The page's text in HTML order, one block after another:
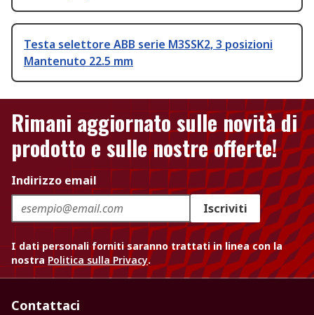
Testa selettore ABB serie M3SSK2, 3 posizioni
Mantenuto 22.5 mm
Rimani aggiornato sulle novità di
prodotto e sulle nostre offerte!
Indirizzo email
Iscriviti
I dati personali forniti saranno trattati in linea con la
nostra Politica sulla Privacy.
Contattaci